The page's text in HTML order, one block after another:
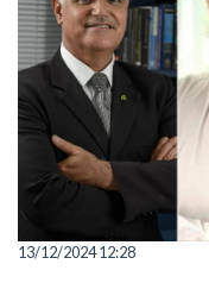
13/12/2024 12:28